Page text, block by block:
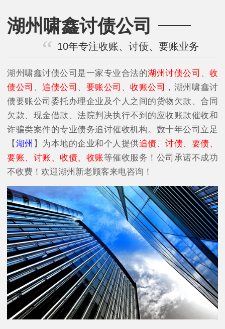
湖州啸鑫讨债公司
10年专注收账、讨债、要账业务
湖州啸鑫讨债公司是一家专业合法的湖州讨债公司 、收
债公司 、追债公司 、 要账公司 、收账公司 ，湖州啸鑫讨
债要账公司委托办理企业及个人之间的货物欠款、合同
欠款、现金借款、法院判决执行不到的应收账款催收和
诈骗类案件的专业债务追讨催收机构。数十年公司立足
【 湖州 】为本地的企业和个人提供追债、讨债、要债、
要账、讨账、收债、收账等催收服务！公司承诺不成功
不收费！欢迎湖州新老顾客来电咨询！